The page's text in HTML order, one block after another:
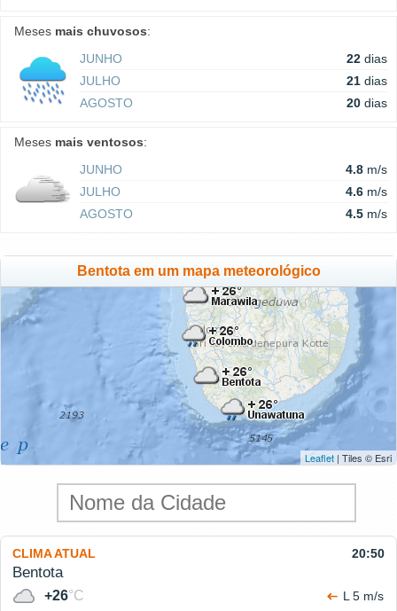
Meses mais chuvosos:
JUNHO
22 dias
JULHO
21 dias
AGOSTO
20 dias
Meses mais ventosos:
JUNHO
4.8 m/s
JULHO
4.6 m/s
AGOSTO
4.5 m/s
Bentota em um mapa meteorológico
Leaflet | Tiles © Esri
CLIMA ATUAL 20:50
Bentota
+26°C
L 5 m/s